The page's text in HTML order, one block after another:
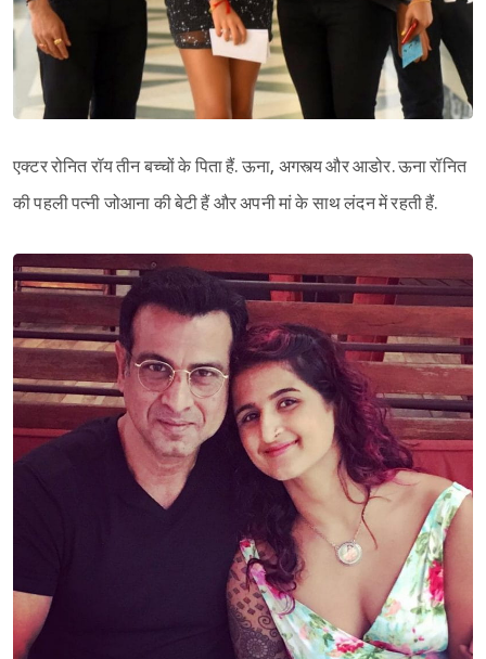
एक्टर रोनित रॉय तीन बच्चों के पिता हैं. ऊना, अगस्त्य और आडोर. ऊना रॉनित
की पहली पत्नी जोआना की बेटी हैं और अपनी मां के साथ लंदन में रहती हैं.